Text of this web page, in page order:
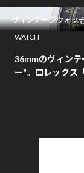
ヴィンテージウォッ
WATCH
36mmのヴィン
ー"。ロレックス